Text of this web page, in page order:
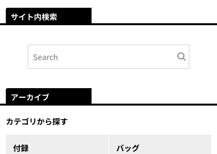
サイト内検索
アーカイブ
カテゴリから探す
付録 バッグ